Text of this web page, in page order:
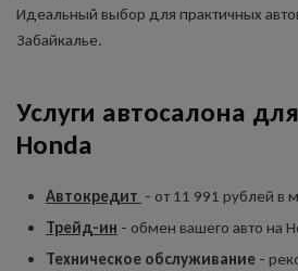
Идеальный выбор для практичных
Забайкалье.
Услуги автосалона
Honda
Автокредит - от 11 991 рублей в
Трейд-ин - обмен вашего авто на
Техническое обслуживание -